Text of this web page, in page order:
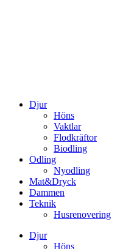
Djur
Höns
Vaktlar
Flodkräftor
Biodling
Odling
Nyodling
Mat&Dryck
Dammen
Teknik
Husrenovering
Djur
Höns